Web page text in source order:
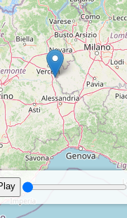
0.1 mm
Precipitazioni
Precipitazioni
0.2 mm
0.3 mm